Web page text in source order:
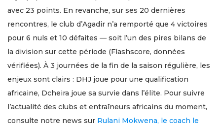
avec 23 points. En revanche, sur ses 20 dernières
rencontres, le club d’Agadir n’a remporté que 4 victoires
pour 6 nuls et 10 défaites — soit l’un des pires bilans de
la division sur cette période (Flashscore, données
vérifiées). À 3 journées de la fin de la saison régulière, les
enjeux sont clairs : DHJ joue pour une qualification
africaine, Dcheira joue sa survie dans l’élite. Pour suivre
l’actualité des clubs et entraîneurs africains du moment,
consulte notre news sur Rulani Mokwena, le coach le